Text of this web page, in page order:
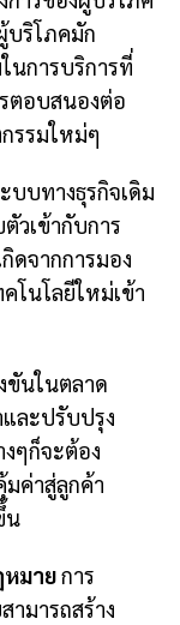
บริโภคมัก
นการบริการที่
ตอบสนองต่อ
รรมใหม่ๆ
บบทางธุรกิจเดิม
วเข้ากับการ
ดจากการมอง
โนโลยีใหม่เข้า
ขันในตลาด
ละปรับปรุง
ๆก็จะต้อง
ค่าสู่ลูกค้า
น
หมายการ
มารถสร้าง